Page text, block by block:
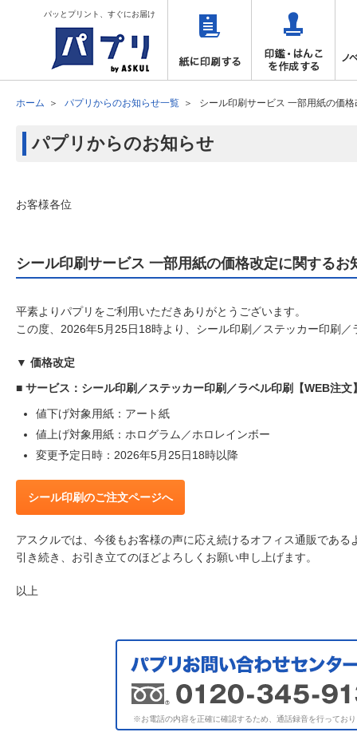
パッとプリント、すぐにお届け
ホーム パプリからのお知らせ一覧 シール印刷サービス 一部用紙の価
パプリからのお知らせ
お客様各位
シール印刷サービス 一部用紙の価格改定に関するお
平素よりパプリをご利用いただきありがとうございます。
この度、2026年5月25日18時より、シール印刷／ステッカー印刷
▼ 価格改定
■ サービス：シール印刷／ステッカー印刷／ラベル印刷【WEB注文
値下げ対象用紙：アート紙
値上げ対象用紙：ホログラム／ホロレインボー
変更予定日時：2026年5月25日18時以降
シール印刷のご注文ページへ
アスクルでは、今後もお客様の声に応え続けるオフィス通販である
引き続き、お引き立てのほどよろしくお願い申し上げます。
以上
※お電話の内容を正確に確認するため、通話録音を行ってお